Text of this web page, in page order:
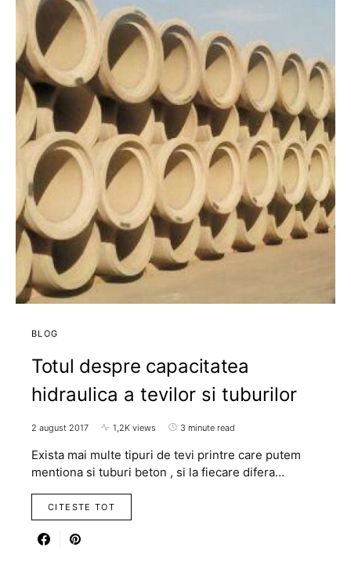
BLOG
Totul despre capacitatea
hidraulica a tevilor si tuburilor
2 august 2017 1,2K views 3 minute read
Exista mai multe tipuri de tevi printre care putem
mentiona si tuburi beton , si la fiecare difera…
CITESTE TOT